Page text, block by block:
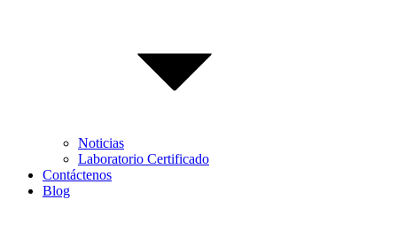
Noticias
Laboratorio Certificado
Contáctenos
Blog